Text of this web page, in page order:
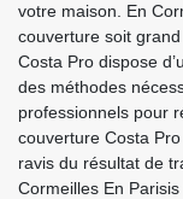
votre maison. En
couverture soit
Costa Pro dispose
des méthodes
professionnels pour
couverture Costa
ravis du résultat de
Cormeilles En Parisis